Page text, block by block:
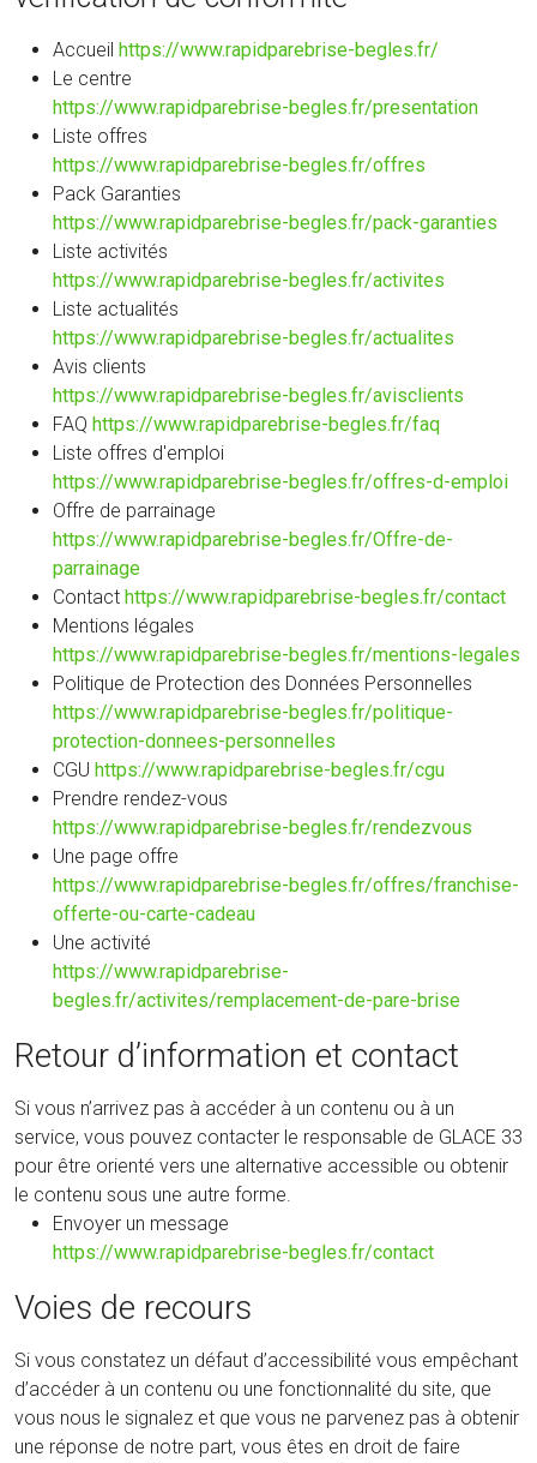
Accueil https://www.rapidparebrise-begles.fr/
Le centre
https://www.rapidparebrise-begles.fr/presentation
Liste offres
https://www.rapidparebrise-begles.fr/offres
Pack Garanties
https://www.rapidparebrise-begles.fr/pack-garanties
Liste activités
https://www.rapidparebrise-begles.fr/activites
Liste actualités
https://www.rapidparebrise-begles.fr/actualites
Avis clients
https://www.rapidparebrise-begles.fr/avisclients
FAQ https://www.rapidparebrise-begles.fr/faq
Liste offres d'emploi
https://www.rapidparebrise-begles.fr/offres-d-emploi
Offre de parrainage
https://www.rapidparebrise-begles.fr/Offre-de-
parrainage
Contact https://www.rapidparebrise-begles.fr/contact
Mentions légales
https://www.rapidparebrise-begles.fr/mentions-legales
Politique de Protection des Données Personnelles
https://www.rapidparebrise-begles.fr/politique-
protection-donnees-personnelles
CGU https://www.rapidparebrise-begles.fr/cgu
Prendre rendez-vous
https://www.rapidparebrise-begles.fr/rendezvous
Une page offre
https://www.rapidparebrise-begles.fr/offres/franchise-
offerte-ou-carte-cadeau
Une activité
https://www.rapidparebrise-
begles.fr/activites/remplacement-de-pare-brise
Retour d’information et contact
Si vous n’arrivez pas à accéder à un contenu ou à un
service, vous pouvez contacter le responsable de GLACE 33
pour être orienté vers une alternative accessible ou obtenir
le contenu sous une autre forme.
Envoyer un message
https://www.rapidparebrise-begles.fr/contact
Voies de recours
Si vous constatez un défaut d’accessibilité vous empêchant
d’accéder à un contenu ou une fonctionnalité du site, que
vous nous le signalez et que vous ne parvenez pas à obtenir
une réponse de notre part, vous êtes en droit de faire